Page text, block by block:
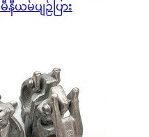
ယမ်ပျဉ်ပြား